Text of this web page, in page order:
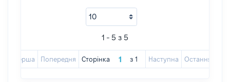
1 - 5 з 5
Перша Попередня Сторінка з 1 Наступна Остання